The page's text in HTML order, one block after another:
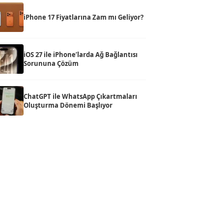
iPhone 17 Fiyatlarına Zam mı Geliyor?
iOS 27 ile iPhone’larda Ağ Bağlantısı
Sorununa Çözüm
ChatGPT ile WhatsApp Çıkartmaları
Oluşturma Dönemi Başlıyor